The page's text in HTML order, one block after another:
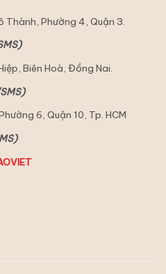
Thành, Phường 4, Quận 3.
Biên Hoà, Đồng Nai.
6, Quận 10, Tp. HCM